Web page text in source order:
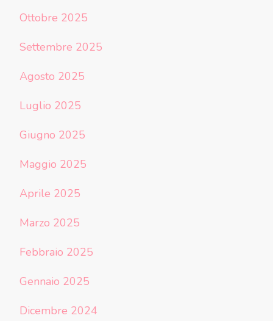
Ottobre 2025
Settembre 2025
Agosto 2025
Luglio 2025
Giugno 2025
Maggio 2025
Aprile 2025
Marzo 2025
Febbraio 2025
Gennaio 2025
Dicembre 2024